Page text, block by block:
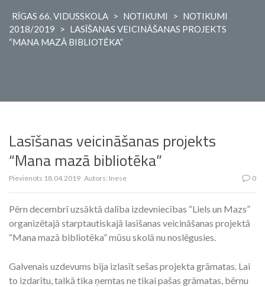
RĪGAS 66. VIDUSSKOLA > NOTIKUMI > NOTIKUMI
2018/2019
> LASĪŠANAS VEICINĀŠANAS PROJEKTS
“MANA MAZĀ BIBLIOTĒKA”
Lasīšanas veicināšanas projekts
“Mana mazā bibliotēka”
Pievienots 18.04.2019 Autors: Inese 0
Pērn decembrī uzsāktā dalība izdevniecības “Liels un Mazs”
organizētajā starptautiskajā lasīšanas veicināšanas projektā
“Mana mazā bibliotēka” mūsu skolā nu noslēgusies.
Galvenais uzdevums bija izlasīt sešas projekta grāmatas. Lai
to izdarītu, talkā tika ņemtas ne tikai pašas grāmatas, bērnu